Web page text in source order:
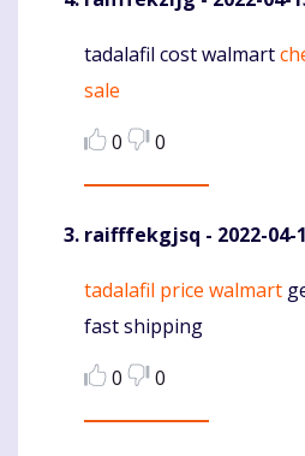
Komentaras
tadalafil cost walmart
sale
0
0
raifffekgjsq - 2022-04-
Komentaras
tadalafil price walmart
fast shipping
0
0